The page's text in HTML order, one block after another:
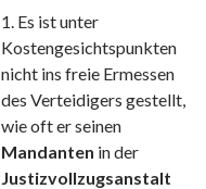
1. Es ist unter
Kostengesichtspunkten
nicht ins freie Ermessen
des Verteidigers gestellt,
wie oft er seinen
Mandanten in der
Justizvollzugsanstalt